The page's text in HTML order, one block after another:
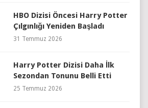
HBO Dizisi Öncesi Harry Potter
Çılgınlığı Yeniden Başladı
31 Temmuz 2026
Harry Potter Dizisi Daha İlk
Sezondan Tonunu Belli Etti
25 Temmuz 2026